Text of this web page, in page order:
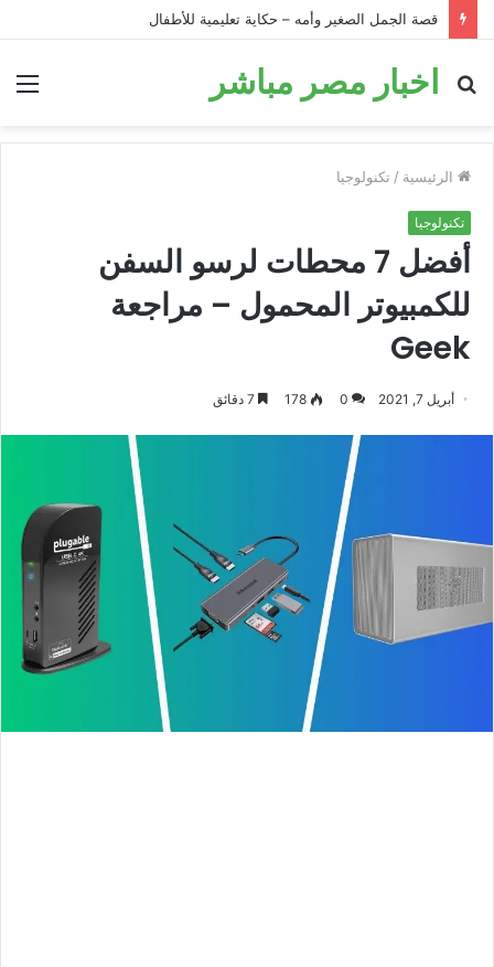
قصة الحمار في البئر: قصة تحفيزية للأطفال قبل النوم
اخبار مصر مباشر
بحث
الرئيسية / تكنولوجيا
تكنولوجيا
أفضل 7 محطات لرسو السفن
للكمبيوتر المحمول – مراجعة
Geek
أبريل 7, 2021 0
178